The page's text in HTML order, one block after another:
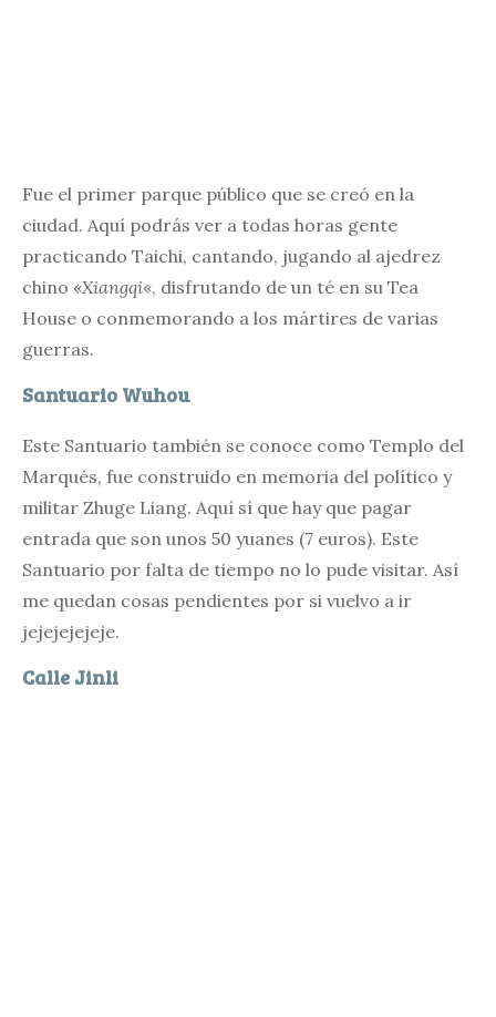
Fue el primer parque público que se creó en la
ciudad. Aquí podrás ver a todas horas gente
practicando Taichi, cantando, jugando al ajedrez
chino «Xiangqi«, disfrutando de un té en su Tea
House o conmemorando a los mártires de varias
guerras.
Santuario Wuhou
Este Santuario también se conoce como Templo del
Marqués, fue construido en memoria del político y
militar Zhuge Liang. Aquí sí que hay que pagar
entrada que son unos 50 yuanes (7 euros). Este
Santuario por falta de tiempo no lo pude visitar. Así
me quedan cosas pendientes por si vuelvo a ir
jejejejejeje.
Calle Jinli